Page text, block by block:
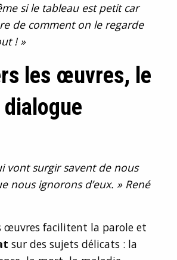
si le tableau est petit car
de comment on le regarde
! »
les œuvres, le
dialogue
vont surgir savent de nous
nous ignorons d’eux. » René
œuvres facilitent la parole et
sur des sujets délicats : la